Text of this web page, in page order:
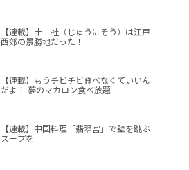
【連載】十二社（じゅうにそう）は江戸
西郊の景勝地だった！
【連載】もうチビチビ食べなくていいん
だよ！ 夢のマカロン食べ放題
【連載】中国料理「翡翠宮」で壁を跳ぶ
スープを